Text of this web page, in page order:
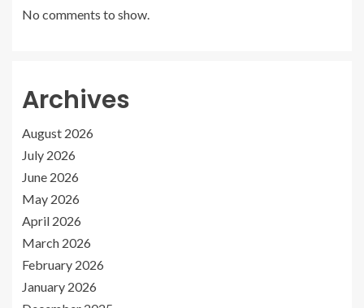
No comments to show.
Archives
August 2026
July 2026
June 2026
May 2026
April 2026
March 2026
February 2026
January 2026